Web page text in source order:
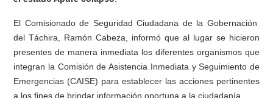
El Comisionado de Seguridad Ciudadana de la Gobernación
del Táchira, Ramón Cabeza, informó que al lugar se hicieron
presentes de manera inmediata los diferentes organismos que
integran la Comisión de Asistencia Inmediata y Seguimiento de
Emergencias (CAISE) para establecer las acciones pertinentes
a los fines de brindar información oportuna a la ciudadanía.